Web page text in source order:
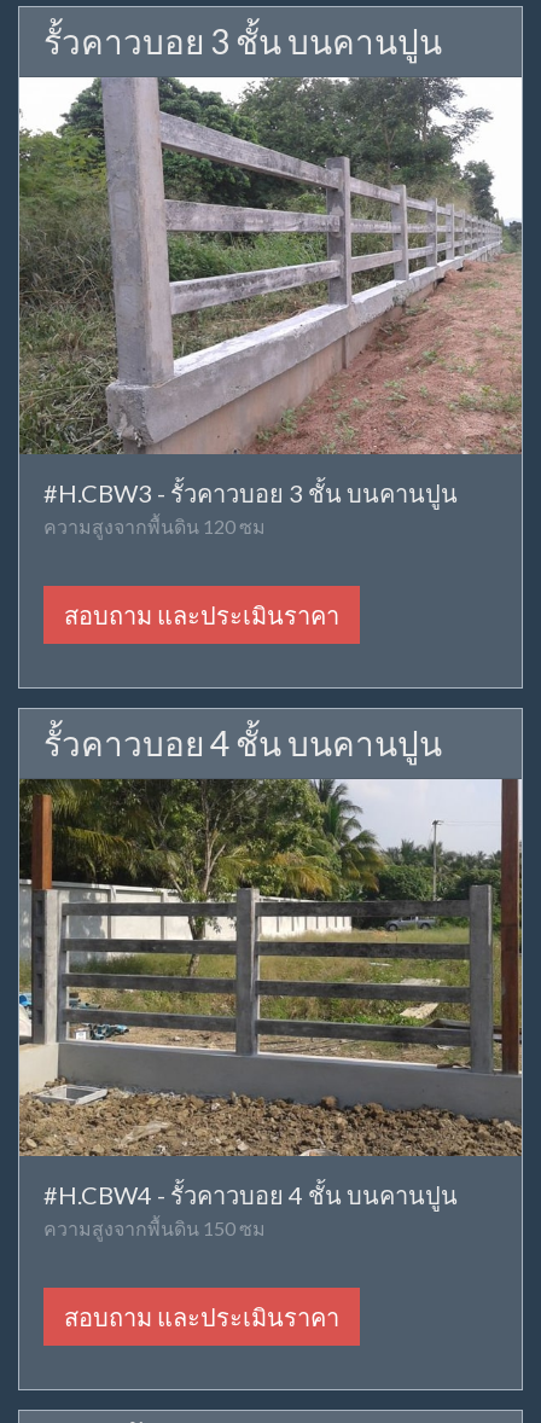
รั้วคาวบอย 3 ชั้น บนคานปูน
#H.CBW3 - รั้วคาวบอย 3 ชั้น บนคานปูน
ความสูงจากพื้นดิน 120 ซม
สอบถาม และประเมินราคา
รั้วคาวบอย 4 ชั้น บนคานปูน
#H.CBW4 - รั้วคาวบอย 4 ชั้น บนคานปูน
ความสูงจากพื้นดิน 150 ซม
สอบถาม และประเมินราคา